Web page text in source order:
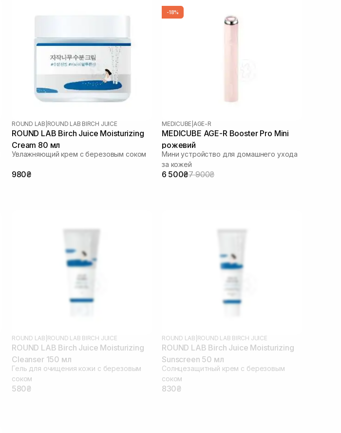
ROUND LAB ROUND LAB BIRCH JUICE
ROUND LAB Birch Juice Moisturizing
Cream 80 мл
Увлажняющий крем с березовым соком
980₴
-18%
MEDICUBE AGE-R
MEDICUBE AGE-R Booster Pro Mini
рожевий
Мини устройство для домашнего ухода
за кожей
6 500₴7 900₴
ROUND LAB ROUND LAB BIRCH JUICE
ROUND LAB Birch Juice Moisturizing
Cleanser 150 мл
Гель для очищения кожи с березовым
соком
580₴
ROUND LAB ROUND LAB BIRCH JUICE
ROUND LAB Birch Juice Moisturizing
Sunscreen 50 мл
Солнцезащитный крем с березовым
соком
830₴